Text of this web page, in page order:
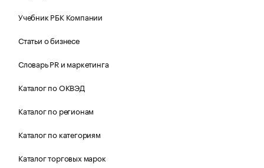
Учебник РБК Компании
Статьи о бизнесе
Словарь PR и маркетинга
Каталог по ОКВЭД
Каталог по регионам
Каталог по категориям
Каталог торговых марок